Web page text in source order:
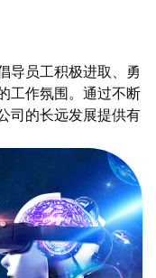
导员工积极进取、勇
工作氛围。通过不断
司的长远发展提供有